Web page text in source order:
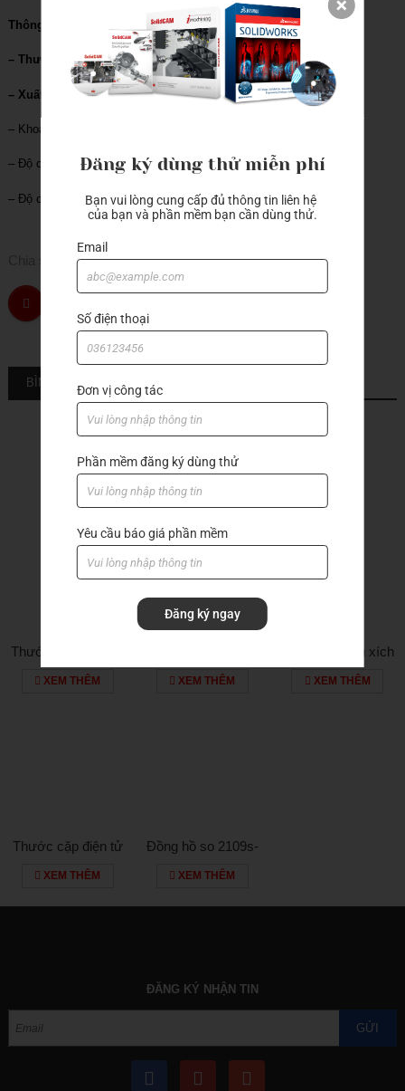
Thông số kỹ thuật
– Thương hiệu: Mitutoyo
– Xuất xứ: Nhật Bản
– Khoảng đo: 0-300mm
– Độ chia: 0.05mm
– Độ chính xác: ±0.08mm
BÌNH LUẬN
Sản phẩm khác
Thước cặp du xích
530-501
XEM THÊM
530-321
XEM THÊM
Thước cặp du xích
530-108
XEM THÊM
Thước cặp điện tử
500-181-20
XEM THÊM
Đồng hồ so 2109s-
XEM THÊM
ĐĂNG KÝ NHẬN TIN
GỬI
Đăng ký dùng thử miễn phí
Bạn vui lòng cung cấp đủ thông tin liên hệ
của bạn và phần mềm bạn cần dùng thử.
Email
Số điện thoại
Đơn vị công tác
Phần mềm đăng ký dùng thử
Yêu cầu báo giá phần mềm
Đăng ký ngay